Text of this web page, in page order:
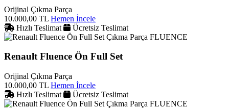
Orijinal Çıkma Parça
10.000,00 TL Hemen İncele
Hızlı Teslimat
Ücretsiz Teslimat
FLUENCE
Renault Fluence Ön Full Set
Orijinal Çıkma Parça
10.000,00 TL Hemen İncele
Hızlı Teslimat
Ücretsiz Teslimat
FLUENCE